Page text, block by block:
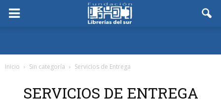
Inicio Sin categoría Servicios de Entrega
SERVICIOS DE ENTREGA